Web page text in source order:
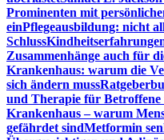
Prominenten mit
einPflegeausbildung: nicht
Schluss
Zusammenhänge auch für
Krankenhaus: warum die
sich ändern muss
und Therapie für Betroffene
Krankenhaus – warum
gefährdet sindMetformin